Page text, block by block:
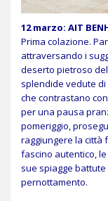
12 marzo: AIT
Prima colazione.
attraversando i
deserto pietroso
splendide vedute
che contrastano
per una pausa
pomeriggio,
raggiungere la città
fascino autentico,
sue spiagge
pernottamento.